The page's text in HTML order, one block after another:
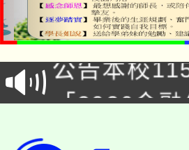
淨零綠領人
公告本校
代理(課)教
「2026金